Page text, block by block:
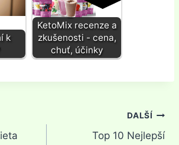
k
KetoMix recenze a
zkušenosti - cena,
chuť, účinky
DALŠÍ
Top 10 Nejlepší